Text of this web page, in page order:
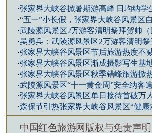
·张家界大峡谷掀暑期游高峰 日均纳学
·“五一”小长假，张家界大峡谷风景区
·武陵源风景区2万游客清明祭拜贺帅（
·吴勇兵：武陵源风景区2万游客清明祭
·张家界大峡谷风景区节后旅游热度不减
·张家界大峡谷风景区渐成摄影写生基
·张家界大峡谷风景区秋季错峰旅游掀
·武陵源风景区“十一黄金周”安全纳客
·张家界大峡谷风景区单日接待首破万
·森保节引热张家界大峡谷风景区“健康
中国红色旅游网版权与免责声明